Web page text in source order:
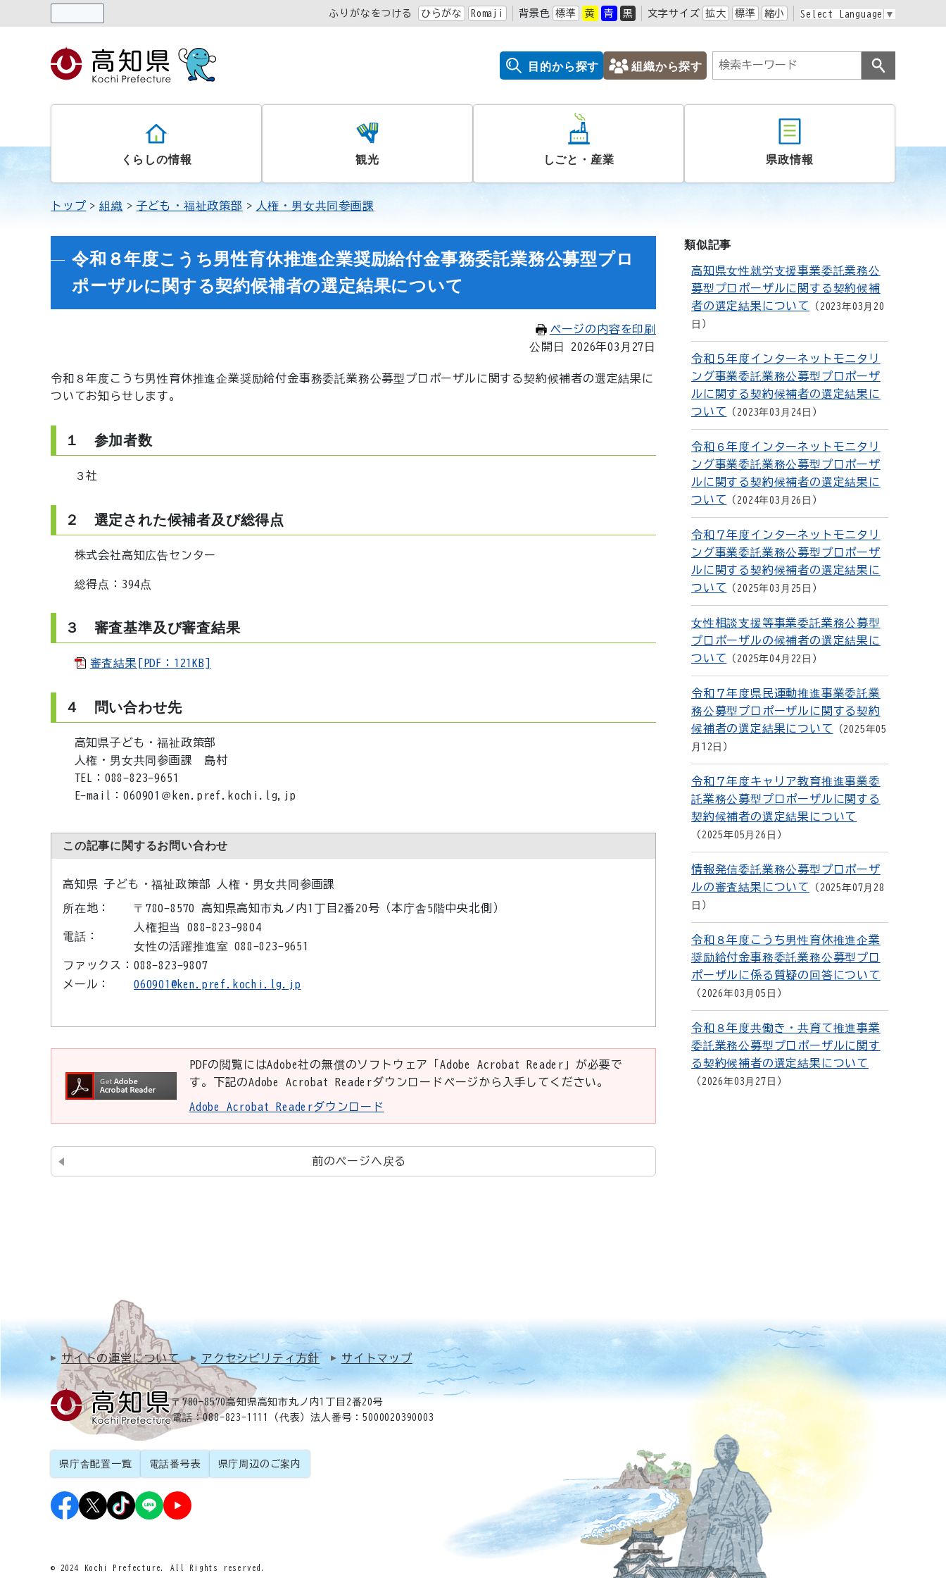
ふりがなをつける ひらがな Romaji 背景色 標準 黄 青 黒 文字サイズ 拡大 標準 縮小 Select Language ▼
目的から探す 組織から探す
くらしの情報 観光 しごと・産業 県政情報
トップ 組織 子ども・福祉政策部 人権・男女共同参画課
令和８年度こうち男性育休推進企業奨励給付金事務委託業務公募型プロ
ポーザルに関する契約候補者の選定結果について
ページの内容を印刷
公開日 2026年03月27日
令和８年度こうち男性育休推進企業奨励給付金事務委託業務公募型プロポーザルに関する契約候補者の選定結果に
ついてお知らせします。
１ 参加者数
３社
２ 選定された候補者及び総得点
株式会社高知広告センター
総得点：394点
３ 審査基準及び審査結果
審査結果[PDF：121KB]
４ 問い合わせ先
高知県子ども・福祉政策部
人権・男女共同参画課 島村
TEL：088-823-9651
E-mail：060901＠ken.pref.kochi.lg,jp
この記事に関するお問い合わせ
高知県 子ども・福祉政策部 人権・男女共同参画課
所在地： 〒780-8570 高知県高知市丸ノ内1丁目2番20号（本庁舎5階中央北側）
電話：
人権担当 088-823-9804
女性の活躍推進室 088-823-9651
ファックス： 088-823-9807
メール：
060901@ken.pref.kochi.lg.jp
PDFの閲覧にはAdobe社の無償のソフトウェア「Adobe Acrobat Reader」が必要で
す。下記のAdobe Acrobat Readerダウンロードページから入手してください。
Adobe Acrobat Readerダウンロード
前のページへ戻る
類似記事
高知県女性就労支援事業委託業務公
募型プロポーザルに関する契約候補
者の選定結果について
2023年03月20
日
令和５年度インターネットモニタリ
ング事業委託業務公募型プロポーザ
ルに関する契約候補者の選定結果に
ついて
2023年03月24日
令和６年度インターネットモニタリ
ング事業委託業務公募型プロポーザ
ルに関する契約候補者の選定結果に
ついて
2024年03月26日
令和７年度インターネットモニタリ
ング事業委託業務公募型プロポーザ
ルに関する契約候補者の選定結果に
ついて
2025年03月25日
女性相談支援等事業委託業務公募型
プロポーザルの候補者の選定結果に
ついて
2025年04月22日
令和７年度県民運動推進事業委託業
務公募型プロポーザルに関する契約
候補者の選定結果について
2025年05
月12日
令和７年度キャリア教育推進事業委
託業務公募型プロポーザルに関する
契約候補者の選定結果について
2025年05月26日
情報発信委託業務公募型プロポーザ
ルの審査結果について
2025年07月28
日
令和８年度こうち男性育休推進企業
奨励給付金事務委託業務公募型プロ
ポーザルに係る質疑の回答について
2026年03月05日
令和８年度共働き・共育て推進事業
委託業務公募型プロポーザルに関す
る契約候補者の選定結果について
2026年03月27日
サイトの運営について アクセシビリティ方針 サイトマップ
〒780-8570高知県高知市丸ノ内1丁目2番20号
電話：088-823-1111（代表）法人番号：5000020390003
県庁舎配置一覧 電話番号表 県庁周辺のご案内
© 2024 Kochi Prefecture. All Rights reserved.